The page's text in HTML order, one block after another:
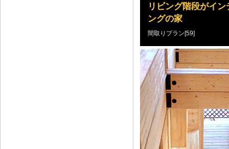
リビング階段がイ
ングの家
間取りプラン[59]